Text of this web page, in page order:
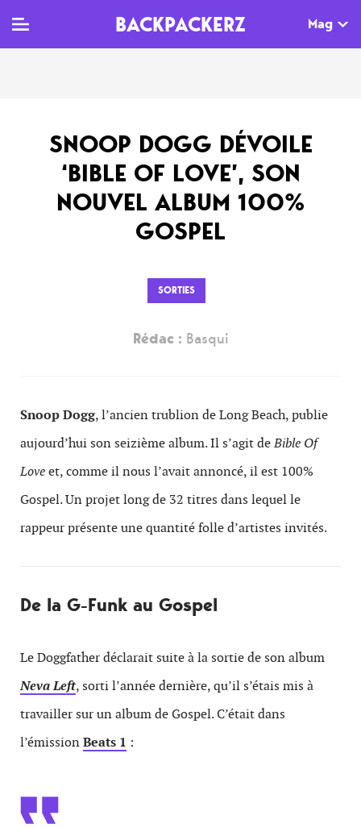
BACKPACKERZ Mag
Clips
Documentaires
Dossiers
Tops
Interviews
Sorties
Paris
Festivals
SNOOP DOGG DÉVOILE
‘BIBLE OF LOVE’, SON
NOUVEL ALBUM 100%
GOSPEL
SORTIES
Rédac : Basqui
Snoop Dogg, l’ancien trublion de Long Beach, publie
aujourd’hui son seizième album. Il s’agit deBible Of
Loveet, comme il nous l’avait annoncé, il est 100%
Gospel. Un projet long de 32 titres dans lequel le
rappeur présente une quantité folle d’artistes invités.
De la G-Funk au Gospel
Le Doggfather déclarait suite à la sortie de son album
Neva Left, sorti l’année dernière, qu’il s’étais mis à
travailler sur un album de Gospel. C’était dans
l’émissionBeats 1 :